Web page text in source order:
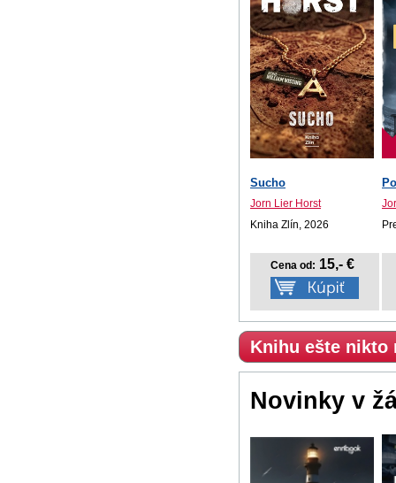
Sucho
Jorn Lier Horst
Kniha Zlín, 2026
Cena od: 15,- €
Knihu ešte nikto
Novinky v